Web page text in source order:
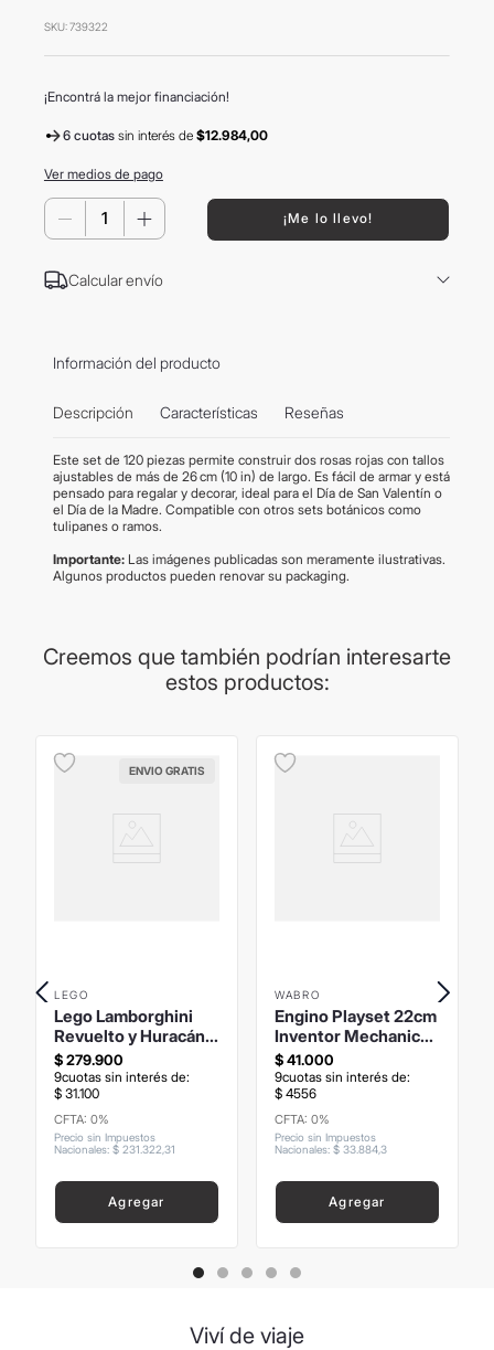
SKU:739322
¡Encontrá la mejor financiación!
6 cuotas sin interésde $12.984,00
Ver medios de pago
＋
－ ¡Me lo llevo!
Calcular envío
Información del producto
Descripción Características Reseñas
Este set de 120 piezas permite construir dos rosas rojas con tallos
ajustables de más de 26 cm (10 in) de largo. Es fácil de armar y está
pensado para regalar y decorar, ideal para el Día de San Valentín o
el Día de la Madre. Compatible con otros sets botánicos como
tulipanes o ramos.
Importante:Las imágenes publicadas son meramente ilustrativas.
Algunos productos pueden renovar su packaging.
Creemos que también podrían interesarte
estos productos:
ENVIO GRATIS
LEGO
Lego Lamborghini
Revuelto y Huracán
STO
$279.900
9cuotas sin interés de:
$ 31.100
CFTA: 0%
Precio sin Impuestos
Nacionales: $ 231 322 31
Agregar
WABRO
Engino Playset 22cm
Inventor Mechanics
Auto de Carrera 5
Modelos para Armar
$41.000
9cuotas sin interés de:
$ 4556
CFTA: 0%
Precio sin Impuestos
Nacionales: $ 338843
Agregar
Viví de viaje
9. termo
10. carolina herrera